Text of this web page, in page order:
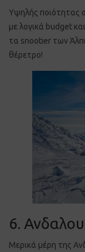
Υψηλής ποιότητας
με λογικά budget
τα snootier των
θέρετρο!
6.
Μερικά μέρη της